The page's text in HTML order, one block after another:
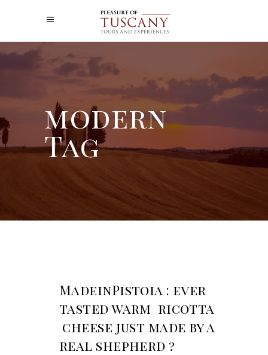
modern
Tag
MadeinPistoia : ever
tasted warm ricotta
cheese just made by a
real shepherd ?